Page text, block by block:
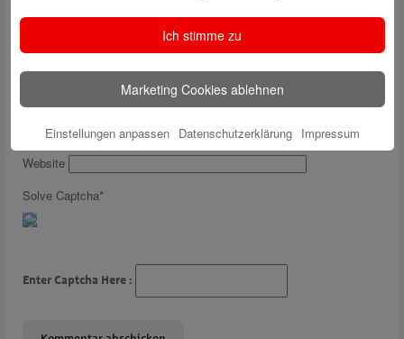
E-Mail*
Website
Solve Captcha*
Enter Captcha Here :
Ich stimme zu
Marketing Cookies ablehnen
Einstellungen anpassen Datenschutzerklärung Impressum